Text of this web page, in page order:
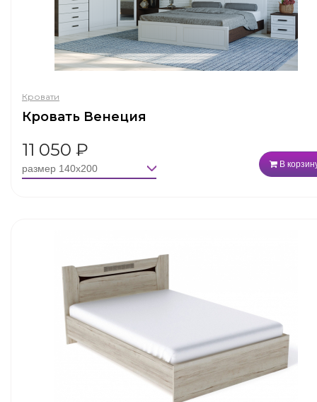
Кровати
Кровать Венеция
11 050 ₽
В